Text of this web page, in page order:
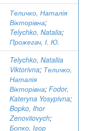
Теличко, Наталія
Вікторівна;
Telychko, Natalia;
Прожегач, І. Ю.
Telychko, Nataliia
Viktorivna; Теличко,
Наталія
Вікторівна; Fodor,
Kateryna Yosypivna;
Bopko, Ihor
Zenoviiovych;
Бопко, Ігор